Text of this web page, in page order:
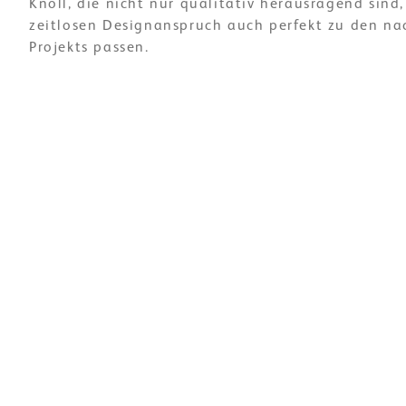
zeitlosen Designanspruch auch perfekt zu den
Projekts passen.